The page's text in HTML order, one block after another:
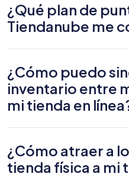
¿Qué plan de
Tiendanube me
¿Cómo puedo
inventario entre
mi tienda en
¿Cómo atraer a
tienda física a mi